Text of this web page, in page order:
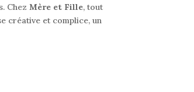
Chez Mère et Fille, tout
créative et complice, un